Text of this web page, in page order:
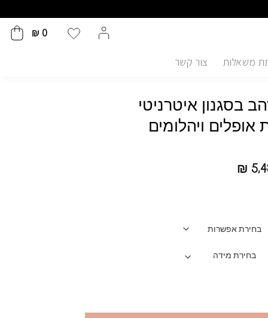
₪ 0
משאלות צור קשר
בסגנון איטרניטי
ויהלומים
₪